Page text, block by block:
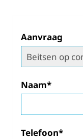
Aanvraag
Naam*
Telefoon*